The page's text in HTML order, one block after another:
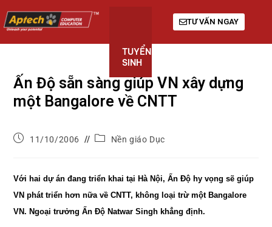
TUYỂN
SINH
TƯ VẤN NGAY
Ấn Độ sẵn sàng giúp VN xây dựng
một Bangalore về CNTT
11/10/2006 Nền giáo Dục
Với hai dự án đang triển khai tại Hà Nội, Ấn Độ hy vọng sẽ giúp
VN phát triển hơn nữa về CNTT, không loại trừ một Bangalore
VN. Ngoại trưởng Ấn Độ Natwar Singh khẳng định.